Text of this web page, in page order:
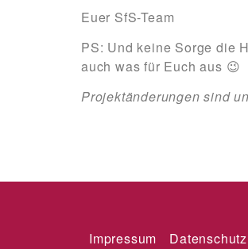
Euer SfS-Team
PS: Und keine Sorge die
auch was für Euch aus 😉
Projektänderungen sind
Impressum Datenschutz